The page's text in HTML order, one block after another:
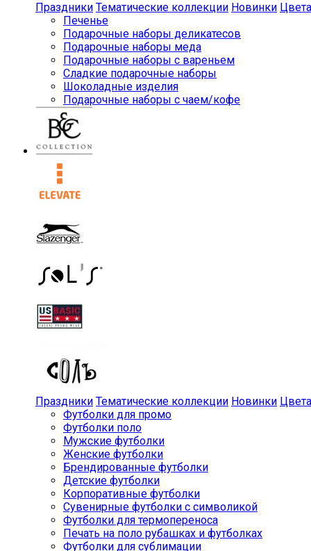
Праздники Тематические коллекции Новинки Цвета
Печенье
Подарочные наборы деликатесов
Подарочные наборы меда
Подарочные наборы с вареньем
Сладкие подарочные наборы
Шоколадные изделия
Подарочные наборы с чаем/кофе
Праздники Тематические коллекции Новинки Цвета
Футболки для промо
Футболки поло
Мужские футболки
Женские футболки
Брендированные футболки
Детские футболки
Корпоративные футболки
Сувенирные футболки с символикой
Футболки для термопереноса
Печать на поло рубашках и футболках
Футболки для сублимации